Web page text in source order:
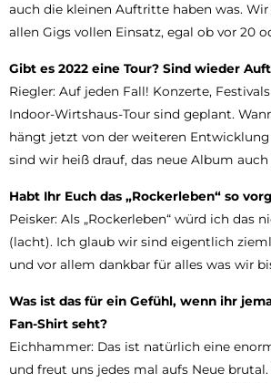
auch die kleinen Auftritte haben was.
allen Gigs vollen Einsatz, egal ob vor 20
Gibt es 2022 eine Tour? Sind wieder
Riegler: Auf jeden Fall! Konzerte,
Indoor-Wirtshaus-Tour sind geplant.
hängt jetzt von der weiteren
sind wir heiß drauf, das neue Album auch
Habt Ihr Euch das „Rockerleben“ so
Peisker: Als „Rockerleben“ würd ich das
(lacht). Ich glaub wir sind eigentlich
und vor allem dankbar für alles was wir
Was ist das für ein Gefühl, wenn ihr
Fan-Shirt seht?
Eichhammer: Das ist natürlich eine
und freut uns jedes mal aufs Neue